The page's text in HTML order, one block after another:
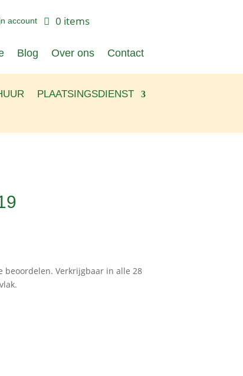
account 0 items
Blog Over ons Contact
PLAATSINGSDIENST
beoordelen. Verkrijgbaar in alle 28